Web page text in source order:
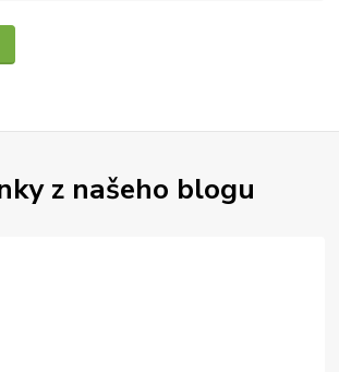
z našeho blogu